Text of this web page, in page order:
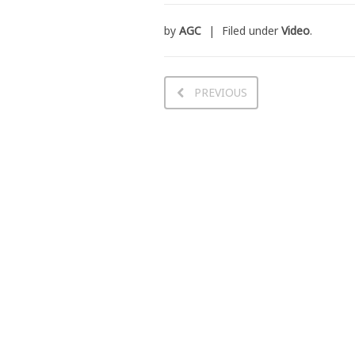
by AGC Filed under Video.
PREVIOUS